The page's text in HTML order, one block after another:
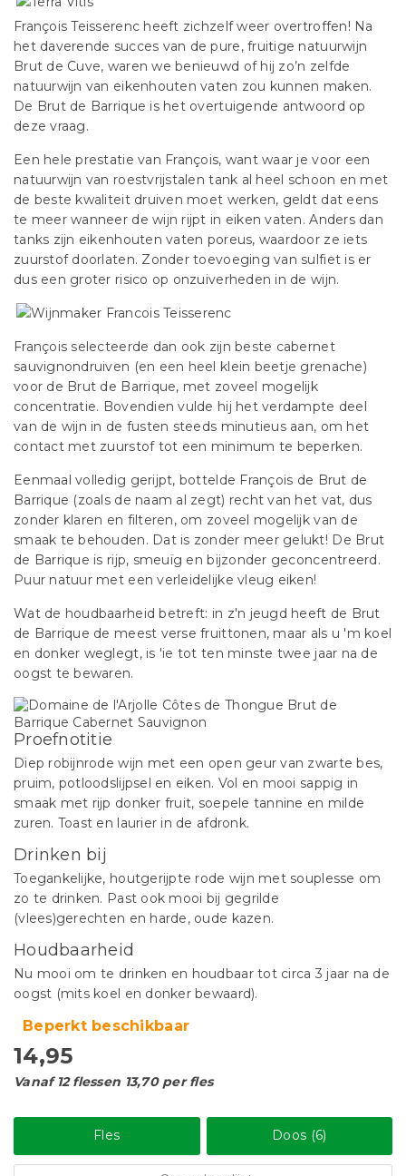
François Teisserenc heeft zichzelf weer overtroffen! Na
het daverende succes van de pure, fruitige natuurwijn
Brut de Cuve, waren we benieuwd of hij zo’n zelfde
natuurwijn van eikenhouten vaten zou kunnen maken.
De Brut de Barrique is het overtuigende antwoord op
deze vraag.
Een hele prestatie van François, want waar je voor een
natuurwijn van roestvrijstalen tank al heel schoon en met
de beste kwaliteit druiven moet werken, geldt dat eens
te meer wanneer de wijn rijpt in eiken vaten. Anders dan
tanks zijn eikenhouten vaten poreus, waardoor ze iets
zuurstof doorlaten. Zonder toevoeging van sulfiet is er
dus een groter risico op onzuiverheden in de wijn.
François selecteerde dan ook zijn beste cabernet
sauvignondruiven (en een heel klein beetje grenache)
voor de Brut de Barrique, met zoveel mogelijk
concentratie. Bovendien vulde hij het verdampte deel
van de wijn in de fusten steeds minutieus aan, om het
contact met zuurstof tot een minimum te beperken.
Eenmaal volledig gerijpt, bottelde François de Brut de
Barrique (zoals de naam al zegt) recht van het vat, dus
zonder klaren en filteren, om zoveel mogelijk van de
smaak te behouden. Dat is zonder meer gelukt! De Brut
de Barrique is rijp, smeuïg en bijzonder geconcentreerd.
Puur natuur met een verleidelijke vleug eiken!
Wat de houdbaarheid betreft: in z'n jeugd heeft de Brut
de Barrique de meest verse fruittonen, maar als u 'm koel
en donker weglegt, is 'ie tot ten minste twee jaar na de
oogst te bewaren.
Proefnotitie
Diep robijnrode wijn met een open geur van zwarte bes,
pruim, potloodslijpsel en eiken. Vol en mooi sappig in
smaak met rijp donker fruit, soepele tannine en milde
zuren. Toast en laurier in de afdronk.
Drinken bij
Toegankelijke, houtgerijpte rode wijn met souplesse om
zo te drinken. Past ook mooi bij gegrilde
(vlees)gerechten en harde, oude kazen.
Houdbaarheid
Nu mooi om te drinken en houdbaar tot circa 3 jaar na de
oogst (mits koel en donker bewaard).
Beperkt beschikbaar
14,95
Vanaf 12 flessen 13,70 per fles
Fles Doos (6)